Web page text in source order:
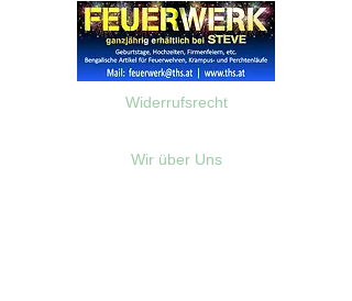
Widerrufsrecht
Wir über Uns